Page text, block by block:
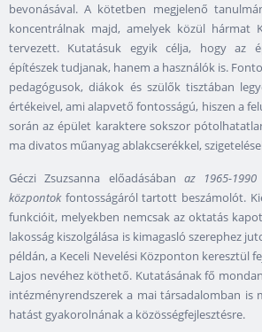
bevonásával. A kötetben megjelenő
koncentrálnak majd, amelyek közül hármat
tervezett. Kutatásuk egyik célja, hogy az
építészek tudjanak, hanem a használók is.
pedagógusok, diákok és szülők tisztában
értékeivel, ami alapvető fontosságú, hiszen a
során az épület karaktere sokszor
ma divatos műanyag ablakcserékkel,
Géczi Zsuzsanna előadásában az 1965-
központokfontosságáról tartott beszámolót.
funkcióit, melyekben nemcsak az oktatás
lakosság kiszolgálása is kimagasló szerephez
példán, a Keceli Nevelési Központon keresztül
Lajos nevéhez köthető. Kutatásának fő
intézményrendszerek a mai társadalomban is
hatást gyakorolnának a közösségfejlesztésre.